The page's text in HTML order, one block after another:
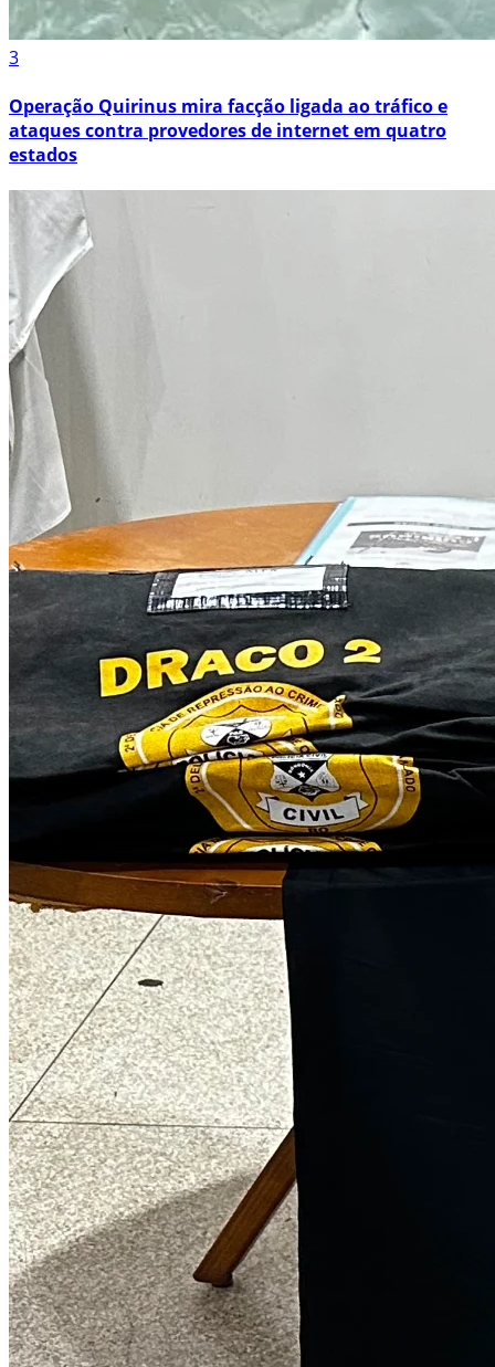
3
Operação Quirinus mira facção ligada ao tráfico e
ataques contra provedores de internet em quatro
estados